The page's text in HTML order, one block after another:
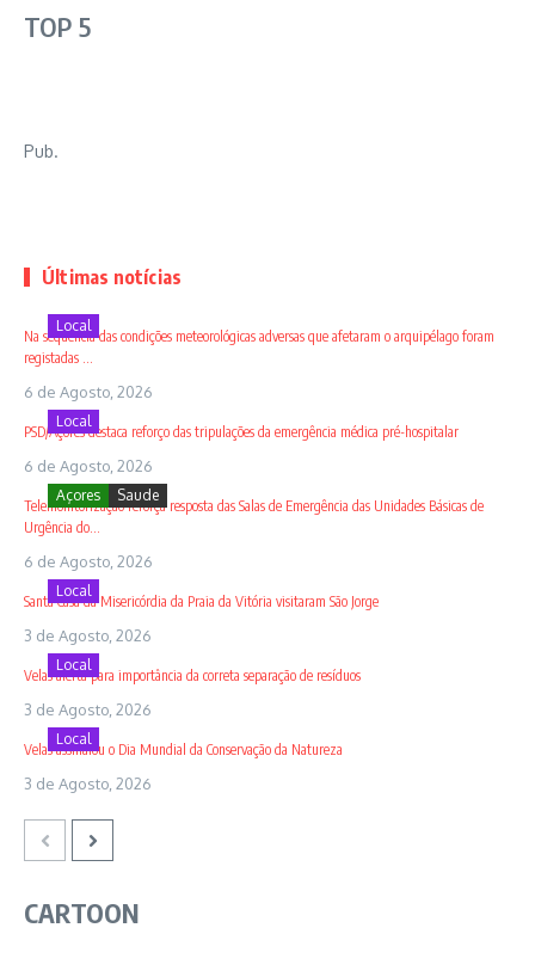
TOP 5
Pub.
Últimas notícias
Local
Na sequência das condições meteorológicas adversas que afetaram o arquipélago foram
registadas ...
6 de Agosto, 2026
Local
PSD/Açores destaca reforço das tripulações da emergência médica pré-hospitalar
6 de Agosto, 2026
Açores Saude
Telemonitorização reforça resposta das Salas de Emergência das Unidades Básicas de
Urgência do...
6 de Agosto, 2026
Local
Santa Casa da Misericórdia da Praia da Vitória visitaram São Jorge
3 de Agosto, 2026
Local
Velas alerta para importância da correta separação de resíduos
3 de Agosto, 2026
Local
Velas assinalou o Dia Mundial da Conservação da Natureza
3 de Agosto, 2026
CARTOON